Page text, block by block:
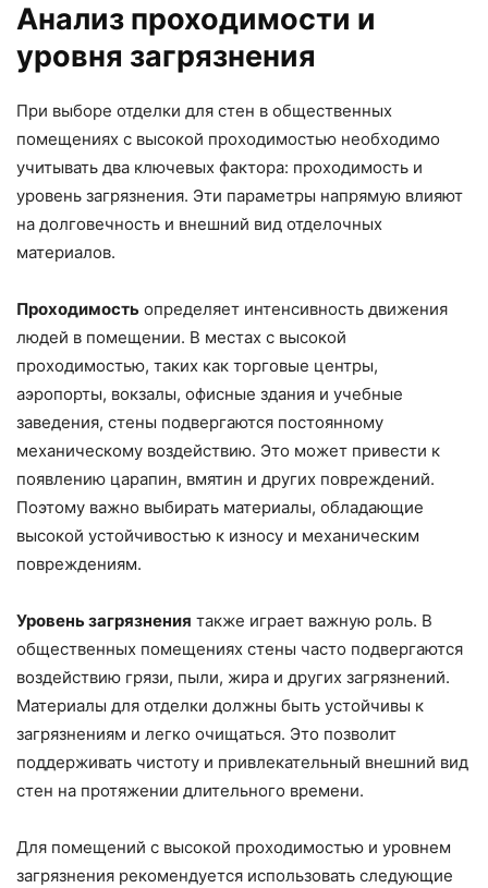
Анализ проходимости и
уровня загрязнения
При выборе отделки для стен в общественных
помещениях с высокой проходимостью необходимо
учитывать два ключевых фактора: проходимость и
уровень загрязнения. Эти параметры напрямую влияют
на долговечность и внешний вид отделочных
материалов.
Проходимость определяет интенсивность движения
людей в помещении. В местах с высокой
проходимостью, таких как торговые центры,
аэропорты, вокзалы, офисные здания и учебные
заведения, стены подвергаются постоянному
механическому воздействию. Это может привести к
появлению царапин, вмятин и других повреждений.
Поэтому важно выбирать материалы, обладающие
высокой устойчивостью к износу и механическим
повреждениям.
Уровень загрязнения также играет важную роль. В
общественных помещениях стены часто подвергаются
воздействию грязи, пыли, жира и других загрязнений.
Материалы для отделки должны быть устойчивы к
загрязнениям и легко очищаться. Это позволит
поддерживать чистоту и привлекательный внешний вид
стен на протяжении длительного времени.
Для помещений с высокой проходимостью и уровнем
загрязнения рекомендуется использовать следующие